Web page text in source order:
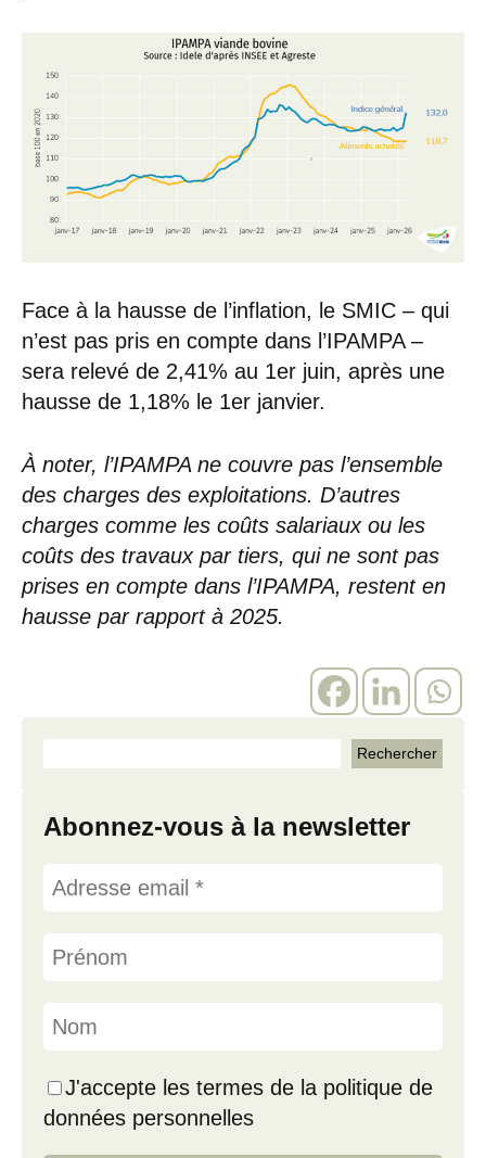
Face à la hausse de l’inflation, le SMIC – qui
n’est pas pris en compte dans l’IPAMPA –
sera relevé de 2,41% au 1er juin, après une
hausse de 1,18% le 1er janvier.
À noter, l’IPAMPA ne couvre pas l’ensemble
des charges des exploitations. D’autres
charges comme les coûts salariaux ou les
coûts des travaux par tiers, qui ne sont pas
prises en compte dans l’IPAMPA, restent en
hausse par rapport à 2025.
Abonnez-vous à la newsletter
J'accepte les termes de la politique de
données personnelles